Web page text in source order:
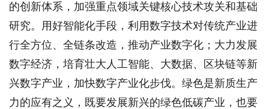
的创新体系，加强重点领域关键核心技术攻关和基础
研究。用好智能化手段，利用数字技术对传统产业进
行全方位、全链条改造，推动产业数字化；大力发展
数字经济，培育壮大人工智能、大数据、区块链等新
兴数字产业，加快数字产业化步伐。绿色是新质生产
力的应有之义，既要发展新兴的绿色低碳产业，也要